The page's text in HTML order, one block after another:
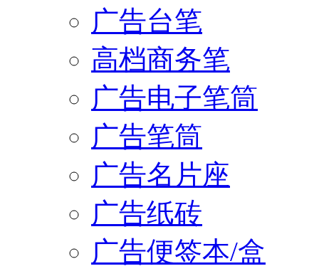
广告台笔
高档商务笔
广告电子笔筒
广告笔筒
广告名片座
广告纸砖
广告便签本/盒